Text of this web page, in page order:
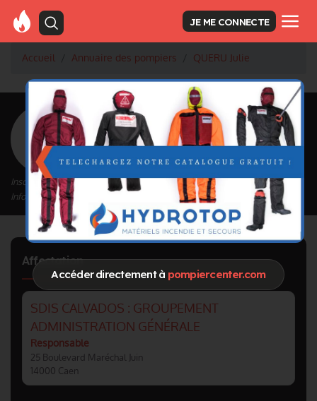
Accéder directement à pompiercenter.com
JE ME CONNECTE
Accueil Annuaire des pompiers QUERU Julie
<Retour à la liste des pompiers
QUERU Julie
Inscrit depuis le 20/05/2024 à 14:34
Informations mises à jour le 20/05/2024 à 14:34
Affectation
SDIS CALVADOS : GROUPEMENT
ADMINISTRATION GÉNÉRALE
Responsable
25 Boulevard Maréchal Juin
14000 Caen